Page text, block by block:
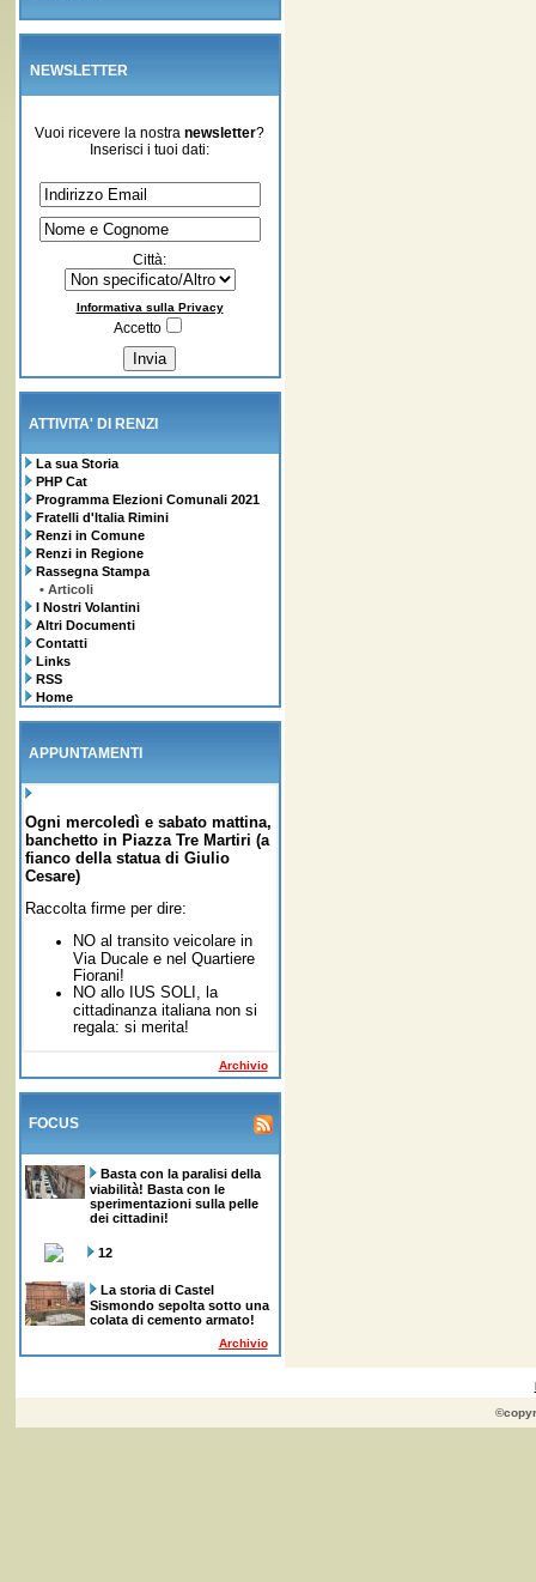
NEWSLETTER
Vuoi ricevere la nostra newsletter?
Inserisci i tuoi dati:
Città:
Informativa sulla Privacy
Accetto
ATTIVITA' DI RENZI
La sua Storia
PHP Cat
Programma Elezioni Comunali 2021
Fratelli d'Italia Rimini
Renzi in Comune
Renzi in Regione
Rassegna Stampa
• Articoli
I Nostri Volantini
Altri Documenti
Contatti
Links
RSS
Home
APPUNTAMENTI
Ogni mercoledì e sabato mattina,
banchetto in Piazza Tre Martiri (a
fianco della statua di Giulio
Cesare)
Raccolta firme per dire:
NO al transito veicolare in
Via Ducale e nel Quartiere
Fiorani!
NO allo IUS SOLI, la
cittadinanza italiana non si
regala: si merita!
Archivio
FOCUS
Basta con la paralisi della
viabilità! Basta con le
sperimentazioni sulla pelle
dei cittadini!
12
La storia di Castel
Sismondo sepolta sotto una
colata di cemento armato!
Archivio